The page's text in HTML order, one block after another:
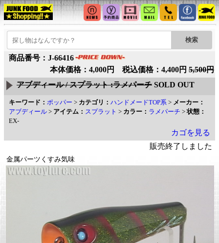
商品番号：J-66416
本体価格：4,000円 税込価格：4,400円 5,500円
アブディール / スプラット :ラメパーチ SOLD OUT
キーワード： ポッパー > カテゴリ： ハンドメードTOP系 > メーカー：
アブディール > アイテム： スプラット > カラー： ラメパーチ >状態：
EX-
カゴを見る
販売終了しました
金属パーツくすみ気味